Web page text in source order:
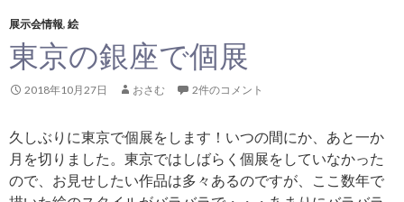
展示会情報, 絵
東京の銀座で個展
2018年10月27日 おさむ 2件のコメント
久しぶりに東京で個展をします！いつの間にか、あと一か
月を切りました。東京ではしばらく個展をしていなかった
ので、お見せしたい作品は多々あるのですが、ここ数年で